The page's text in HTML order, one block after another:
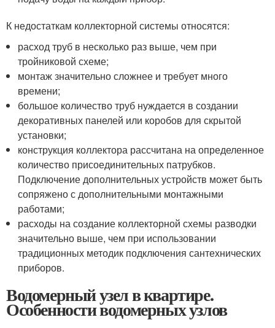
К недостаткам коллекторной системы относятся:
расход труб в несколько раз выше, чем при
тройниковой схеме;
монтаж значительно сложнее и требует много
времени;
большое количество труб нуждается в создании
декоративных панелей или коробов для скрытой
установки;
конструкция коллектора рассчитана на определенное
количество присоединительных патрубков.
Подключение дополнительных устройств может быть
сопряжено с дополнительными монтажными
работами;
расходы на создание коллекторной схемы разводки
значительно выше, чем при использовании
традиционных методик подключения сантехнических
приборов.
Водомерный узел в квартире.
Особенности водомерных узлов